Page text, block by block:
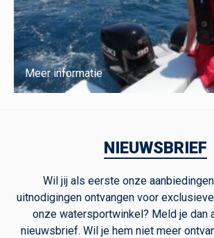
Meer informatie
NIEUWSBRIEF
Wil jij als eerste onze
uitnodigingen ontvangen voor
onze watersportwinkel? Meld je dan
nieuwsbrief. Wil je hem niet meer